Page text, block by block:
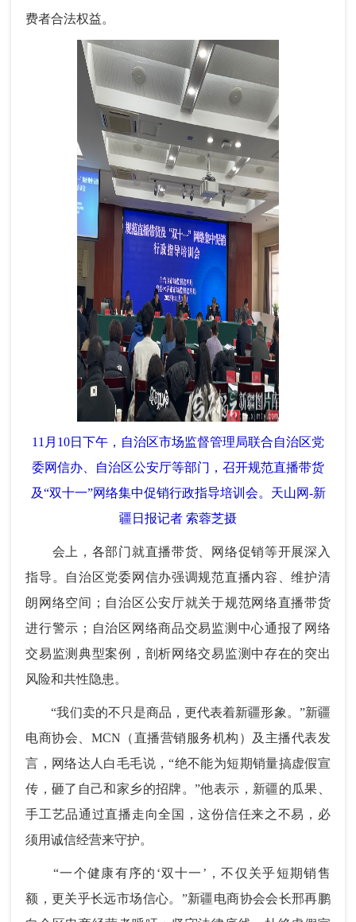
费者合法权益。
11月10日下午，自治区市场监督管理局联合自治区党
委网信办、自治区公安厅等部门，召开规范直播带货
及“双十一”网络集中促销行政指导培训会。天山网-新
疆日报记者 索蓉芝摄
会上，各部门就直播带货、网络促销等开展深入
指导。自治区党委网信办强调规范直播内容、维护清
朗网络空间；自治区公安厅就关于规范网络直播带货
进行警示；自治区网络商品交易监测中心通报了网络
交易监测典型案例，剖析网络交易监测中存在的突出
风险和共性隐患。
“我们卖的不只是商品，更代表着新疆形象。”新疆
电商协会、MCN（直播营销服务机构）及主播代表发
言，网络达人白毛毛说，“绝不能为短期销量搞虚假宣
传，砸了自己和家乡的招牌。”他表示，新疆的瓜果、
手工艺品通过直播走向全国，这份信任来之不易，必
须用诚信经营来守护。
“一个健康有序的‘双十一’，不仅关乎短期销售
额，更关乎长远市场信心。”新疆电商协会会长邢再鹏